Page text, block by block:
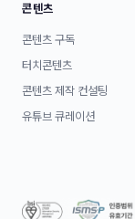
콘텐츠
콘텐츠 구독
터치콘텐츠
콘텐츠 제작 컨설팅
유튜브 큐레이션